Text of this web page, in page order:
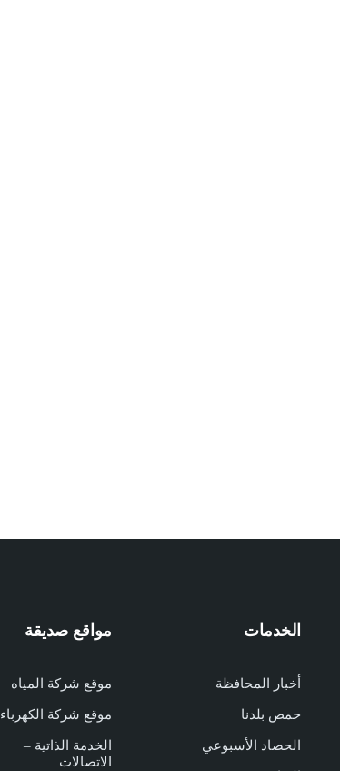
الخدمات
أخبار المحافظة
حمص بلدنا
الحصاد الأسبوعي
مواقع صديقة
موقع شركة المياه
موقع شركة الكهرباء
الخدمة الذاتية –
الاتصالات